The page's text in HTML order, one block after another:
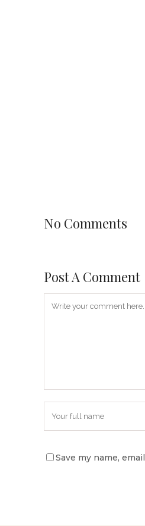
No Comments
Post A Comment
Save my name,